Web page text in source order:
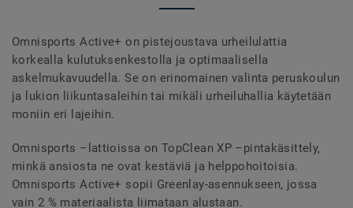
Omnisports Active+ on pistejoustava urheilulattia
korkealla kulutuksenkestolla ja optimaalisella
askelmukavuudella. Se on erinomainen valinta peruskoulun
ja lukion liikuntasaleihin tai mikäli urheiluhallia käytetään
moniin eri lajeihin.
Omnisports –lattioissa on TopClean XP –pintakäsittely,
minkä ansiosta ne ovat kestäviä ja helppohoitoisia.
Omnisports Active+ sopii Greenlay-asennukseen, jossa
vain 2 % materiaalista liimataan alustaan.